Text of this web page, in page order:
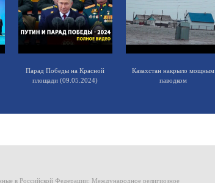
Парад Победы на Красной
площади (09.05.2024)
Казахстан накрыло мощным
паводком
в Российской Федерации: Международное религиозное